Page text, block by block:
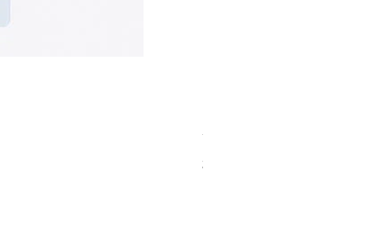
Traceur GPS enfant MiLi
Prix
24,00 €